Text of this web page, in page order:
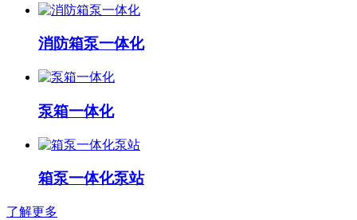
消防箱泵一体化
泵箱一体化
箱泵一体化泵站
了解更多